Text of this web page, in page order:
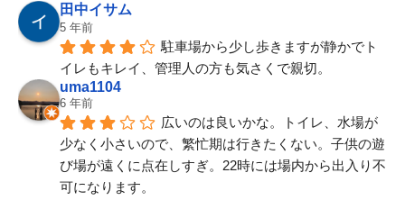
田中イサム
5 年前
駐車場から少し歩きますが静かでト
イレもキレイ、管理人の方も気さくで親切。
uma1104
6 年前
広いのは良いかな。トイレ、水場が
少なく小さいので、繁忙期は行きたくない。子供の遊
び場が遠くに点在しすぎ。22時には場内から出入り不
可になります。